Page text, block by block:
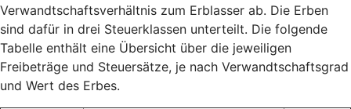
Verwandtschaftsverhältnis zum Erblasser ab. Die Erben
sind dafür in drei Steuerklassen unterteilt. Die folgende
Tabelle enthält eine Übersicht über die jeweiligen
Freibeträge und Steuersätze, je nach Verwandtschaftsgrad
und Wert des Erbes.